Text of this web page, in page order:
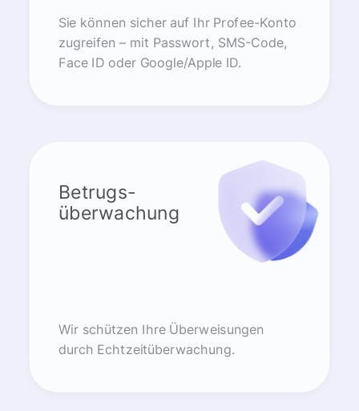
Sie können sicher auf Ihr Profee-Konto
zugreifen – mit Passwort, SMS-Code,
Face ID oder Google/Apple ID.
Betrugs-
überwachung
Wir schützen Ihre Überweisungen
durch Echtzeitüberwachung.